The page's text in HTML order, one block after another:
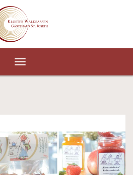
Toggle